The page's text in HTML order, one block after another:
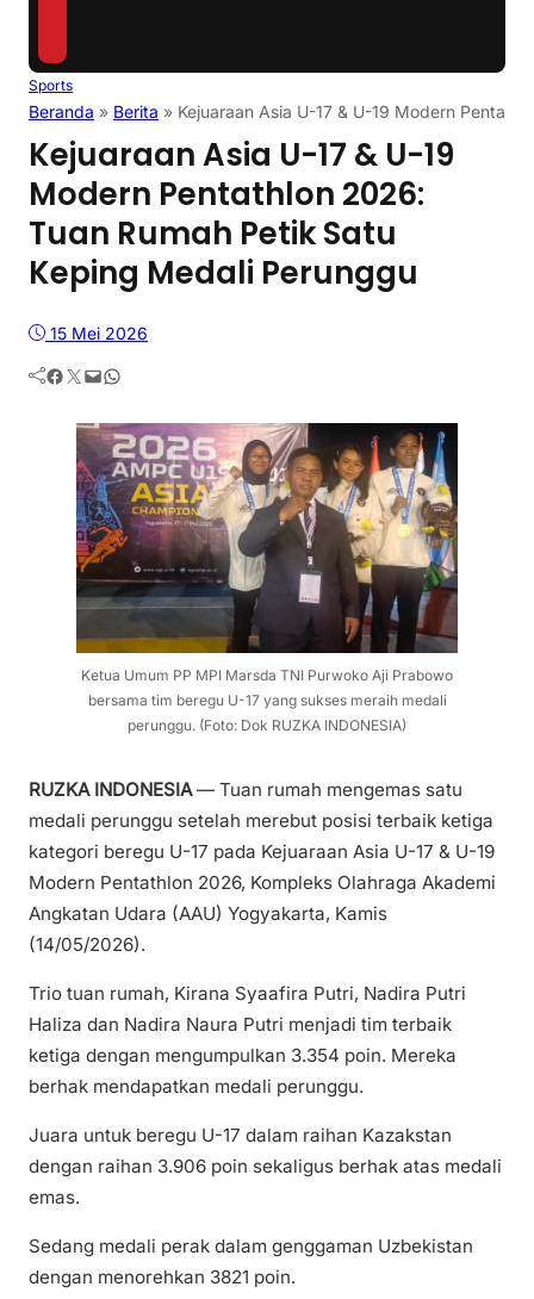
Sports
Beranda » Berita » Kejuaraan Asia U-17 & U-19 Modern
Kejuaraan Asia U-17 & U-19
Modern Pentathlon 2026:
Tuan Rumah Petik Satu
Keping Medali Perunggu
15 Mei 2026
Facebook Twitter Mail WhatsApp
Ketua Umum PP MPI Marsda TNI Purwoko Aji Prabowo
bersama tim beregu U-17 yang sukses meraih medali
perunggu. (Foto: Dok RUZKA INDONESIA)
RUZKA INDONESIA— Tuan rumah mengemas satu
medali perunggu setelah merebut posisi terbaik ketiga
kategori beregu U-17 pada Kejuaraan Asia U-17 & U-19
Modern Pentathlon 2026, Kompleks Olahraga Akademi
Angkatan Udara (AAU) Yogyakarta, Kamis
(14/05/2026).
Trio tuan rumah, Kirana Syaafira Putri, Nadira Putri
Haliza dan Nadira Naura Putri menjadi tim terbaik
ketiga dengan mengumpulkan 3.354 poin. Mereka
berhak mendapatkan medali perunggu.
Juara untuk beregu U-17 dalam raihan Kazakstan
dengan raihan 3.906 poin sekaligus berhak atas medali
emas.
Sedang medali perak dalam genggaman Uzbekistan
dengan menorehkan 3821 poin.